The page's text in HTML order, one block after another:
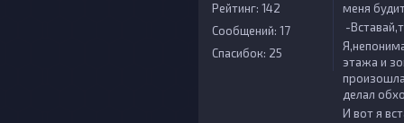
Рейтинг: 142
Сообщений: 17
Спасибок: 25
меня
-
этажа и
делал
И вот я